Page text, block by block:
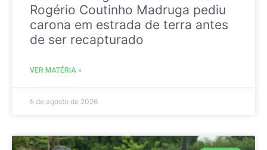
Rogério Coutinho Madruga pediu
carona em estrada de terra antes
de ser recapturado
VER MATÉRIA »
5 de agosto de 2026